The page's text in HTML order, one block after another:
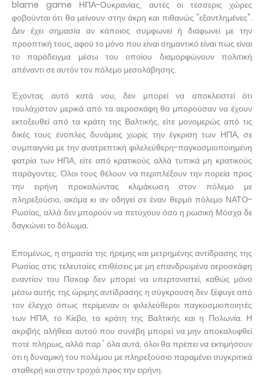
blame game ΗΠΑ-Ουκρανίας, αυτές οι τέσσερις χώρες
φοβούνται ότι θα μείνουν στην άκρη και πιθανώς "εξαντλημένες".
Δεν έχει σημασία αν κάποιος συμφωνεί ή διαφωνεί με την
προοπτική τους, αφού το μόνο που είναι σημαντικό είναι πως είναι
το παράδειγμα μέσω του οποίου διαμορφώνουν πολιτική
απέναντι σε αυτόν τον πόλεμο μεσολάβησης.
Έχοντας αυτό κατά νου, δεν μπορεί να αποκλειστεί ότι
τουλάχιστον μερικά από τα αεροσκάφη θα μπορούσαν να έχουν
εκτοξευθεί από τα κράτη της Βαλτικής, είτε μονομερώς από τις
δικές τους ένοπλες δυνάμεις χωρίς την έγκριση των ΗΠΑ, σε
συμπαιγνία με την ανατρεπτική φιλελεύθερη-παγκοσμιοποιημένη
φατρία των ΗΠΑ, είτε από κρατικούς αλλά τυπικά μη κρατικούς
παράγοντες. Όλοι τους θέλουν να περιπλέξουν την πορεία προς
την ειρήνη προκαλώντας κλιμάκωση στον πόλεμο με
πληρεξούσιο, ακόμα κι αν οδηγεί σε έναν θερμό πόλεμο ΝΑΤΟ-
Ρωσίας, αλλά δεν μπορούν να πετύχουν όσο η ρωσική Μόσχα δε
δαγκώνει το δόλωμα.
Επομένως, η σημασία της ήρεμης και μετρημένης αντίδρασης της
Ρωσίας στις τελευταίες επιθέσεις με μη επανδρωμένα αεροσκάφη
εναντίον του Πσκοφ δεν μπορεί να υπερτονιστεί, καθώς μόνο
μέσω αυτής της ώριμης αντίδρασης η σύγκρουση δεν ξέφυγε από
τον έλεγχο όπως περίμεναν οι φιλελεύθεροι παγκοσμιοποιητές
των ΗΠΑ, το Κίεβο, τα κράτη της Βαλτικής και η Πολωνία. Η
ακριβής αλήθεια αυτού που συνέβη μπορεί να μην αποκαλυφθεί
ποτέ πλήρως, αλλά παρ ' όλα αυτά, όλοι θα πρέπει να εκτιμήσουν
ότι η δυναμική του πολέμου με πληρεξούσιο παραμένει συγκριτικά
σταθερή και στην τροχιά προς την ειρήνη.